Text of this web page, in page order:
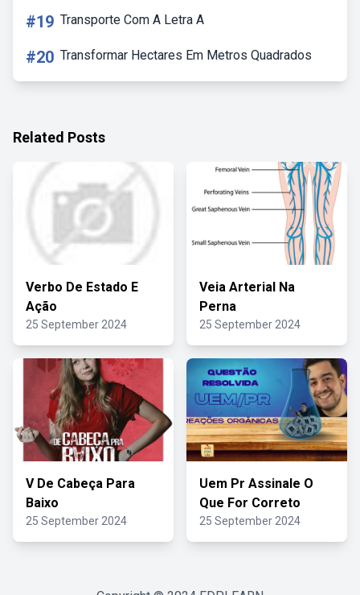
#19 Transporte Com A Letra A
#20 Transformar Hectares Em Metros Quadrados
Related Posts
Verbo De Estado E
Ação
25 September 2024
Veia Arterial Na
Perna
25 September 2024
V De Cabeça Para
Baixo
25 September 2024
Uem Pr Assinale O
Que For Correto
25 September 2024